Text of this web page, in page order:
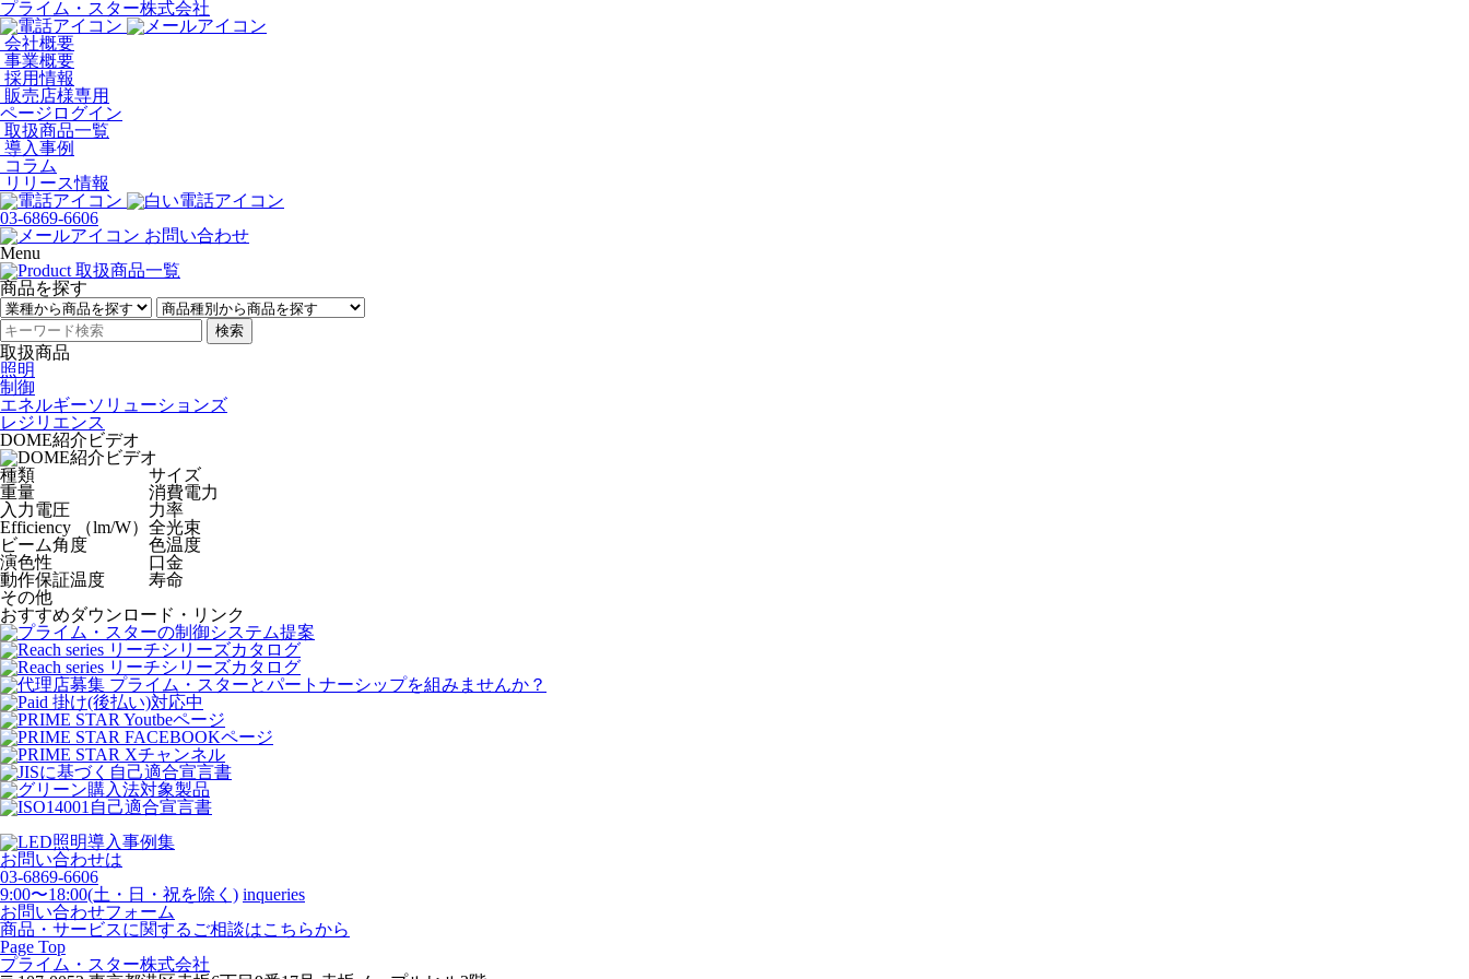
プライム・スター株式会社
会社概要
事業概要
採用情報
販売店様専用
ページログイン
取扱商品一覧
導入事例
コラム
リリース情報
03-6869-6606
お問い合わせ
Menu
商品を探す
検索
取扱商品
照明
制御
エネルギーソリューションズ
レジリエンス
DOME紹介ビデオ
種類
サイズ
重量
消費電力
入力電圧
力率
Efficiency （lm/W） 全光束
ビーム角度
色温度
演色性
口金
動作保証温度
寿命
その他
おすすめダウンロード・リンク
お問い合わせは
03-6869-6606
9:00〜18:00(土・日・祝を除く) inqueries
お問い合わせフォーム
商品・サービスに関するご相談はこちらから
Page Top
プライム・スター株式会社